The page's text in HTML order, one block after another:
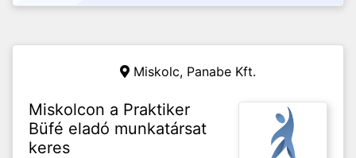
Miskolc, Panabe Kft.
Miskolcon a Praktiker
Büfé eladó munkatársat
keres